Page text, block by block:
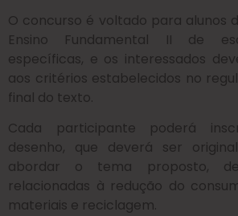
O concurso é voltado para alunos
Ensino Fundamental II de
específicas, e os interessados
aos critérios estabelecidos no
final do texto.
Cada participante poderá
desenho, que deverá ser
abordar o tema proposto,
relacionadas à redução do
materiais e reciclagem.